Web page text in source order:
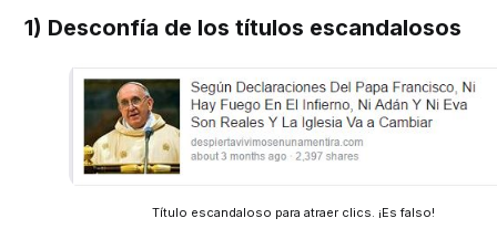
1) Desconfía de los títulos escandalosos
Título escandaloso para atraer clics. ¡Es falso!